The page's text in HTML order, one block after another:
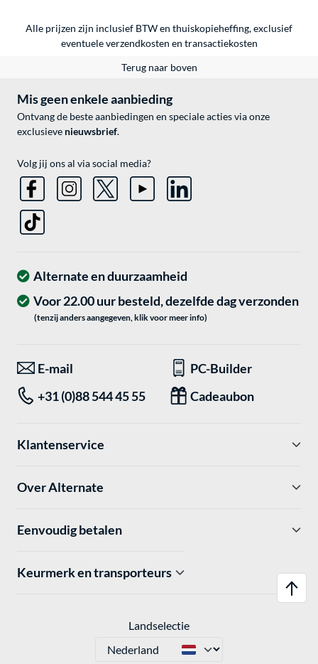
Alle prijzen zijn inclusief BTW en thuiskopieheffing, exclusief
eventueleverzendkosten en transactiekosten
Terug naar boven
Mis geen enkele aanbieding
Ontvang de beste aanbiedingen en speciale acties via onze
exclusieve nieuwsbrief.
Volg jij ons al via social media?
Alternate en duurzaamheid
Voor 22.00 uur besteld, dezelfde dag verzonden
(tenzij anders aangegeven, klik voor meer info)
E-mail
PC-Builder
+31 (0)88 544 45 55
Cadeaubon
Klantenservice
Over Alternate
Eenvoudig betalen
Keurmerk en transporteurs
Landselectie